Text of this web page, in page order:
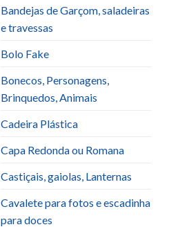
Bandejas de Garçom, saladeiras
e travessas
Bolo Fake
Bonecos, Personagens,
Brinquedos, Animais
Cadeira Plástica
Capa Redonda ou Romana
Castiçais, gaiolas, Lanternas
Cavalete para fotos e escadinha
para doces